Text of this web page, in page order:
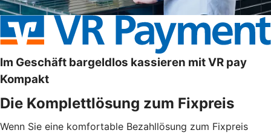
Im Geschäft bargeldlos kassieren mit VR pay
Kompakt
Die Komplettlösung zum Fixpreis
Wenn Sie eine komfortable Bezahllösung zum Fixpreis